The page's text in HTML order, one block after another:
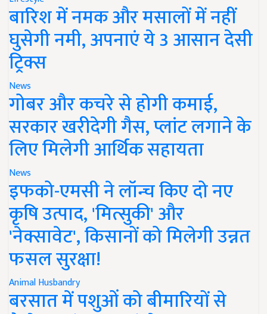
बारिश में नमक और मसालों में नहीं
घुसेगी नमी, अपनाएं ये 3 आसान देसी
ट्रिक्स
News
गोबर और कचरे से होगी कमाई,
सरकार खरीदेगी गैस, प्लांट लगाने के
लिए मिलेगी आर्थिक सहायता
News
इफको-एमसी ने लॉन्च किए दो नए
कृषि उत्पाद, 'मित्सुकी' और
'नेक्सावेट', किसानों को मिलेगी उन्नत
फसल सुरक्षा!
Animal Husbandry
बरसात में पशुओं को बीमारियों से